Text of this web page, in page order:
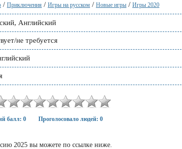
/ Приключения / Игры на русском / Новые игры / Игры 2020
Английский
не требуется
балл: 0 Проголосовало людей: 0
2025 вы можете по ссылке ниже.